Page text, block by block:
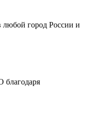
город России и
благодаря